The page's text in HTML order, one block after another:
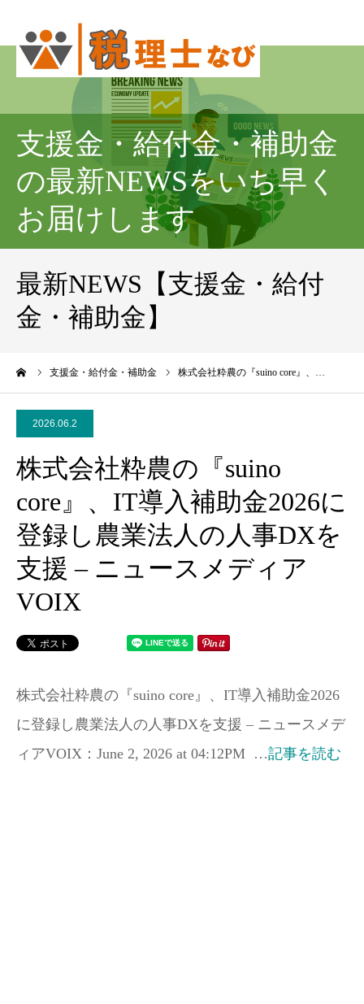
支援金・給付金・補助金
の最新NEWSをいち早く
お届けします
最新NEWS【支援金・給付
金・補助金】
支援金・給付金・補助金 株式会社粋農の『suino core』、…
2026.06.2
株式会社粋農の『suino
core』、IT導入補助金2026に
登録し農業法人の人事DXを
支援 – ニュースメディア
VOIX
株式会社粋農の『suino core』、IT導入補助金2026
に登録し農業法人の人事DXを支援 – ニュースメデ
ィアVOIX：June 2, 2026 at 04:12PM …記事を読む